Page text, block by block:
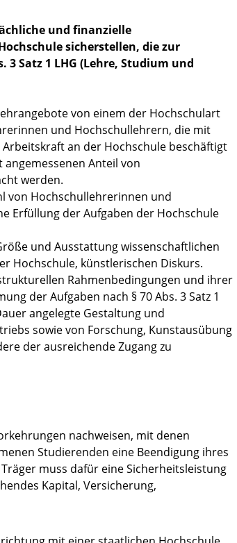
und finanzielle
sicherstellen, die zur
3 Satz 1 LHG (Lehre, Studium und
von einem der Hochschulart
und Hochschullehrern, die mit
an der Hochschule beschäftigt
Anteil von
werden.
von Hochschullehrerinnen und
Erfüllung der Aufgaben der Hochschule
und Ausstattung wissenschaftlichen
Hochschule, künstlerischen Diskurs.
Rahmenbedingungen und ihrer
der Aufgaben nach § 70 Abs. 3 Satz 1
angelegte Gestaltung und
sowie von Forschung, Kunstausübung
der ausreichende Zugang zu
nachweisen, mit denen
Studierenden eine Beendigung ihres
muss dafür eine Sicherheitsleistung
Kapital, Versicherung,